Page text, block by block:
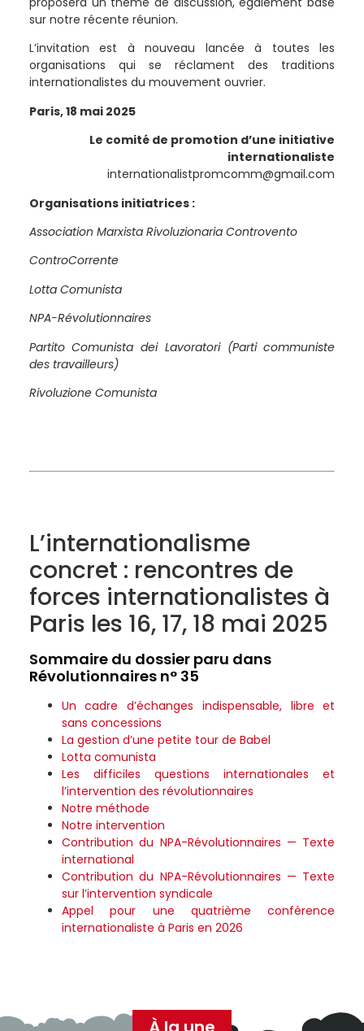
sur notre récente réunion.
L’invitation est à nouveau lancée à toutes les
organisations qui se réclament des traditions
internationalistes du mouvement ouvrier.
Paris, 18 mai 2025
Le comité de promotion d’une initiative
internationaliste
internationalistpromcomm@gmail.com
Organisations initiatrices :
Association Marxista Rivoluzionaria Controvento
ControCorrente
Lotta Comunista
NPA-Révolutionnaires
Partito Comunista dei Lavoratori (Parti communiste
des travailleurs)
Rivoluzione Comunista
L’internationalisme
concret : rencontres de
forces internationalistes à
Paris les 16, 17, 18 mai 2025
Sommaire du dossier paru dans
Révolutionnaires n° 35
Un cadre d’échanges indispensable, libre et
sans concessions
La gestion d’une petite tour de Babel
Lotta comunista
Les difficiles questions internationales et
l’intervention des révolutionnaires
Notre méthode
Notre intervention
Contribution du NPA-Révolutionnaires — Texte
international
Contribution du NPA-Révolutionnaires — Texte
sur l’intervention syndicale
Appel pour une quatrième conférence
internationaliste à Paris en 2026